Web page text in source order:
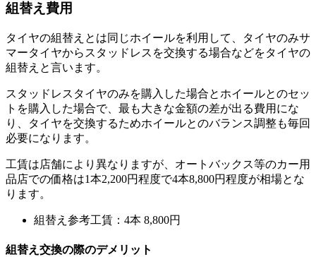
組替え費用
タイヤの組替えとは同じホイールを利用して、タイヤのみサ
マータイヤからスタッドレスを交換する場合などをタイヤの
組替えと言います。
スタッドレスタイヤのみを購入した場合とホイールとのセッ
トを購入した場合で、最も大きな金額の差が出る費用にな
り、タイヤを交換するためホイールとのバランス調整も毎回
必要になります。
工賃は店舗により異なりますが、オートバックス等のカー用
品店での価格は1本2,200円程度で4本8,800円程度が相場とな
ります。
組替え参考工賃：4本 8,800円
組替え交換の際のデメリット